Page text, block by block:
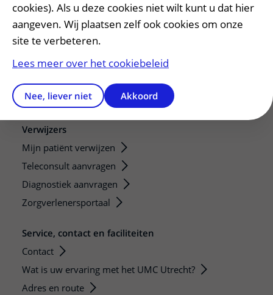
Stage en opleidingsplaatsen
Research
Strategic programs
Research groups
Researchers
Research technologies
Verwijzers
Mijn patiënt verwijzen
Teleconsult aanvragen
Diagnostiek aanvragen
Zorgverlenersportaal
Service, contact en faciliteiten
Contact
Wat is uw ervaring met het UMC Utrecht?
Adres en route
cookies). Als u deze cookies niet wilt kunt u dat hier
aangeven. Wij plaatsen zelf ook cookies om onze
site te verbeteren.
Lees meer over het cookiebeleid
Nee, liever niet Akkoord